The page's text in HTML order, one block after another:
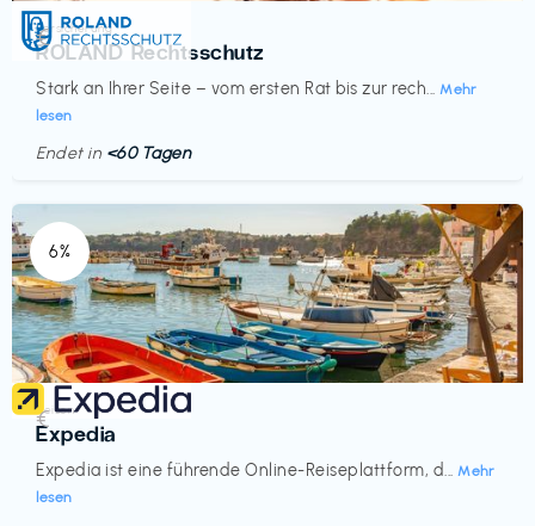
Versicherung
ROLAND Rechtsschutz
Stark an Ihrer Seite – vom ersten Rat bis zur rech... Mehr
lesen
€‎
Endet in <60 Tagen
6%
Reisen
Expedia
Expedia ist eine führende Online-Reiseplattform, d... Mehr
lesen
€‎